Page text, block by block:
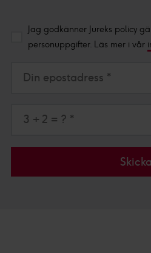
Jag godkänner Jureks policy
personuppgifter. Läs mer i vår
Din epostadress *
3 + 2 = ? *
Skicka